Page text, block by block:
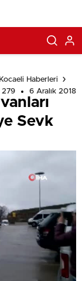
Haberleri
279
6 Aralık 2018
Sevk